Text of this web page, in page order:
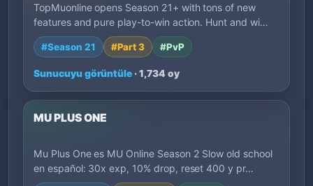
TopMuonline opens Season 21+ with tons of new
features and pure play-to-win action. Hunt and wi…
#Season 21 #Part 3 #PvP
Sunucuyu görüntüle · 1,734 oy
MU PLUS ONE
Mu Plus One es MU Online Season 2 Slow old school
en español: 30x exp, 10% drop, reset 400 y pr…